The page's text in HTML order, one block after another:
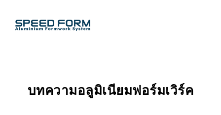
บทความอลูมิเนียมฟอร์มเวิร์ค